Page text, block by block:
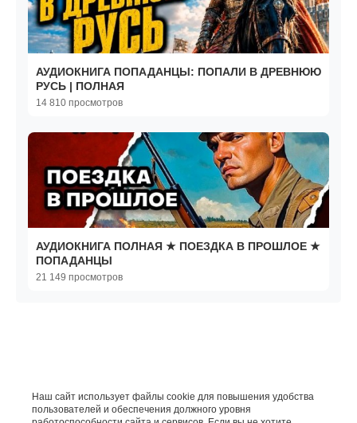
АУДИОКНИГА ПОПАДАНЦЫ: ПОПАЛИ В ДРЕВНЮЮ
РУСЬ | ПОЛНАЯ
14 810 просмотров
АУДИОКНИГА ПОЛНАЯ ★ ПОЕЗДКА В ПРОШЛОЕ ★
ПОПАДАНЦЫ
21 149 просмотров
Наш сайт использует файлы cookie для повышения удобства
пользователей и обеспечения должного уровня